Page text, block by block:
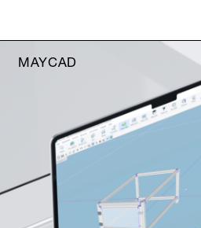
MAYCAD